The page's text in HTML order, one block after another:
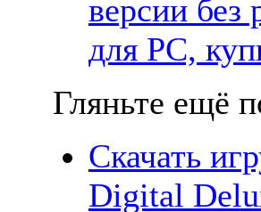
версии без
для PC,
Гляньте ещё
Скачать
Digital